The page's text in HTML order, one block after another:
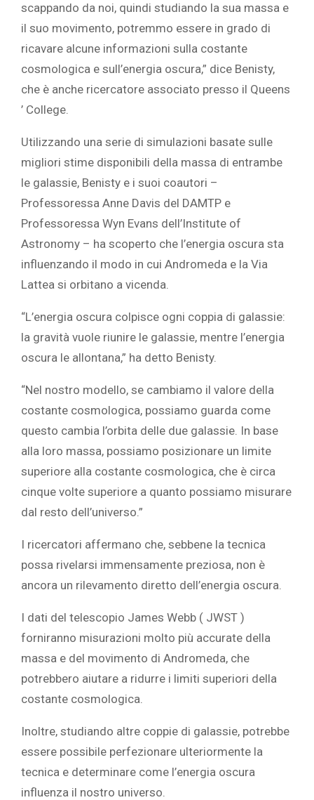
scappando da noi, quindi studiando la sua massa e
il suo movimento, potremmo essere in grado di
ricavare alcune informazioni sulla costante
cosmologica e sull’energia oscura,” dice Benisty,
che è anche ricercatore associato presso il Queens
’ College.
Utilizzando una serie di simulazioni basate sulle
migliori stime disponibili della massa di entrambe
le galassie, Benisty e i suoi coautori –
Professoressa Anne Davis del DAMTP e
Professoressa Wyn Evans dell’Institute of
Astronomy – ha scoperto che l’energia oscura sta
influenzando il modo in cui Andromeda e la Via
Lattea si orbitano a vicenda.
“L’energia oscura colpisce ogni coppia di galassie:
la gravità vuole riunire le galassie, mentre l’energia
oscura le allontana,” ha detto Benisty.
“Nel nostro modello, se cambiamo il valore della
costante cosmologica, possiamo guarda come
questo cambia l’orbita delle due galassie. In base
alla loro massa, possiamo posizionare un limite
superiore alla costante cosmologica, che è circa
cinque volte superiore a quanto possiamo misurare
dal resto dell’universo.”
I ricercatori affermano che, sebbene la tecnica
possa rivelarsi immensamente preziosa, non è
ancora un rilevamento diretto dell’energia oscura.
I dati del telescopio James Webb ( JWST )
forniranno misurazioni molto più accurate della
massa e del movimento di Andromeda, che
potrebbero aiutare a ridurre i limiti superiori della
costante cosmologica.
Inoltre, studiando altre coppie di galassie, potrebbe
essere possibile perfezionare ulteriormente la
tecnica e determinare come l’energia oscura
influenza il nostro universo.